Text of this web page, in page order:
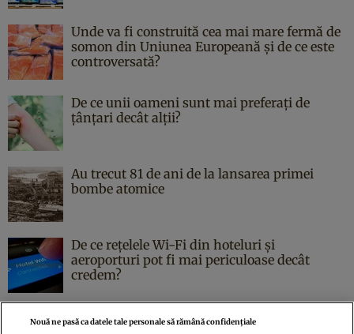
Unde va fi construită cea mai mare fermă de
somon din Uniunea Europeană și de ce este
controversată?
De ce unii oameni sunt mai preferați de
țânțari decât alții?
Au trecut 81 de ani de la lansarea primei
bombe atomice
De ce rețelele Wi-Fi din hoteluri și
aeroporturi pot fi mai periculoase decât
credem?
Nouă ne pasă ca datele tale personale să rămână confidențiale